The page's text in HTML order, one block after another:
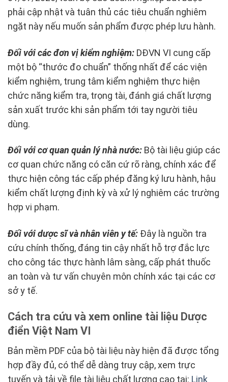
phải cập nhật và tuân thủ các tiêu chuẩn nghiêm
ngặt này nếu muốn sản phẩm được phép lưu hành.
Đối với các đơn vị kiểm nghiệm: DĐVN VI cung cấp
một bộ “thước đo chuẩn” thống nhất để các viện
kiểm nghiệm, trung tâm kiểm nghiệm thực hiện
chức năng kiểm tra, trọng tài, đánh giá chất lượng
sản xuất trước khi sản phẩm tới tay người tiêu
dùng.
Đối với cơ quan quản lý nhà nước: Bộ tài liệu giúp các
cơ quan chức năng có căn cứ rõ ràng, chính xác để
thực hiện công tác cấp phép đăng ký lưu hành, hậu
kiểm chất lượng định kỳ và xử lý nghiêm các trường
hợp vi phạm.
Đối với dược sĩ và nhân viên y tế: Đây là nguồn tra
cứu chính thống, đáng tin cậy nhất hỗ trợ đắc lực
cho công tác thực hành lâm sàng, cấp phát thuốc
an toàn và tư vấn chuyên môn chính xác tại các cơ
sở y tế.
Cách tra cứu và xem online tài liệu Dược
điển Việt Nam VI
Bản mềm PDF của bộ tài liệu này hiện đã được tổng
hợp đầy đủ, có thể dễ dàng truy cập, xem trực
tuyến và tải về file tài liệu chất lượng cao tại: Link